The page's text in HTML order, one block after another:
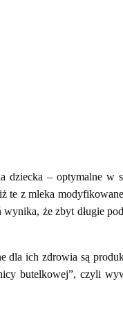
– optymalne w
te z mleka
że zbyt długie
dla ich zdrowia są
butelkowej”, czyli